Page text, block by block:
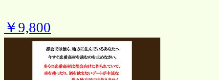
￥9,800